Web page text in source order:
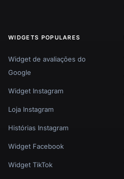
WIDGETS POPULARES
Widget de avaliações do
Google
Widget Instagram
Loja Instagram
Histórias Instagram
Widget Facebook
Widget TikTok